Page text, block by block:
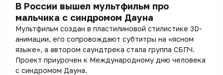
В России вышел мультфильм про
мальчика с синдромом Дауна
Мультфильм создан в пластилиновой стилистике 3D-
анимации, его сопровождают субтитры на «ясном
языке», а автором саундтрека стала группа СБПЧ.
Проект приурочен к Международному дню человека
с синдромом Дауна.